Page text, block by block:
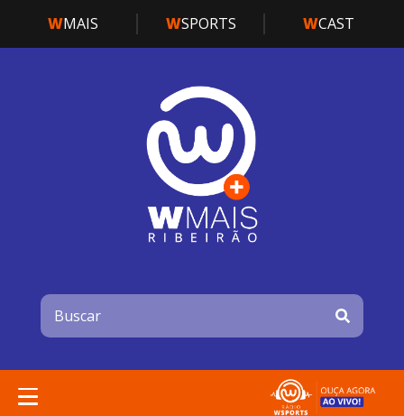
WMAIS WSPORTS WCAST